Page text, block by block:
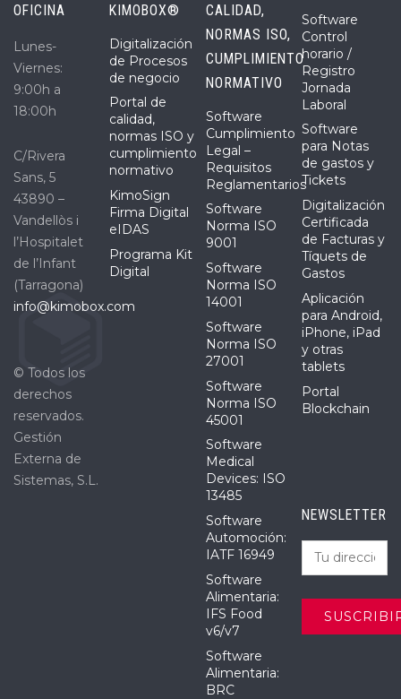
OFICINA
Lunes-
Viernes:
9:00h a
18:00h
C/Rivera
Sans, 5
43890 –
Vandellòs i
l’Hospitalet
de l’Infant
(Tarragona)
info@kimobox.com
© Todos los
derechos
reservados.
Gestión
Externa de
Sistemas, S.L.
KIMOBOX®
Digitalización
de Procesos
de negocio
Portal de
calidad,
normas ISO y
cumplimiento
normativo
KimoSign
Firma Digital
eIDAS
Programa Kit
Digital
CALIDAD,
NORMAS ISO,
CUMPLIMIENTO
NORMATIVO
Software
Cumplimiento
Legal –
Requisitos
Reglamentarios
Software
Norma ISO
9001
Software
Norma ISO
14001
Software
Norma ISO
27001
Software
Norma ISO
45001
Software
Medical
Devices: ISO
13485
Software
Automoción:
IATF 16949
Software
Alimentaria:
IFS Food
v6/v7
Software
Alimentaria:
BRC
Software
Control
horario /
Registro
Jornada
Laboral
Software
para Notas
de gastos y
Tickets
Digitalización
Certificada
de Facturas y
Tíquets de
Gastos
Aplicación
para Android,
iPhone, iPad
y otras
tablets
Portal
Blockchain
NEWSLETTER